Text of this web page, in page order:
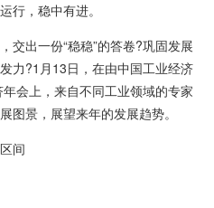
行，稳中有进。
出一份“稳稳”的答卷?巩固发展
力?1月13日，在由中国工业经济
会上，来自不同工业领域的专家
图景，展望来年的发展趋势。
间